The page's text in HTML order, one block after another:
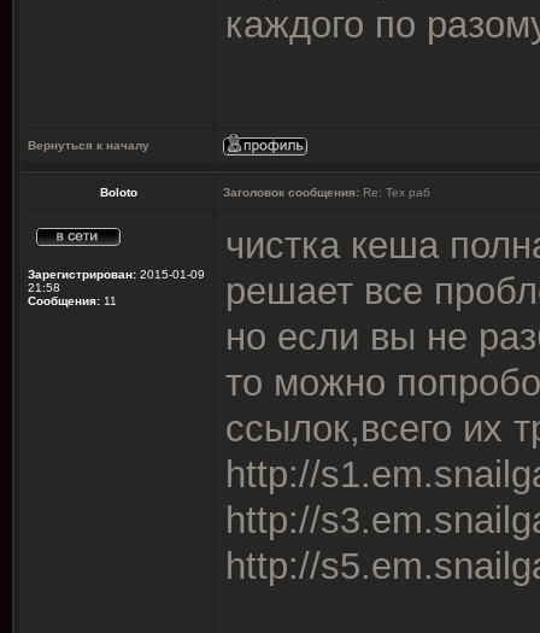
каждого по
Вернуться к началу
Boloto Заголовок сообщения: Re: Тех раб
Зарегистрирован: 2015-01-09
21:58
Сообщения: 11
чистка кеша
решает все
но если вы не
то можно
ссылок,всего их
http://
http://
http://